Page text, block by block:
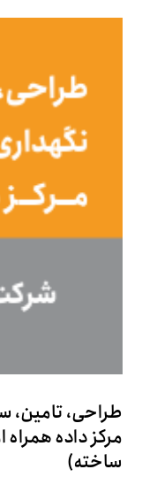
مرکز داده
ساخته)